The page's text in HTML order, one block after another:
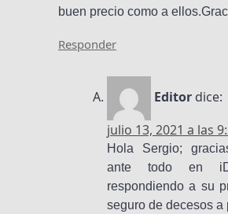
buen precio como a
Responder
Editor dice:
julio 13, 2021 a las
Hola Sergio;
ante todo en
respondiendo a su
seguro de decesos a